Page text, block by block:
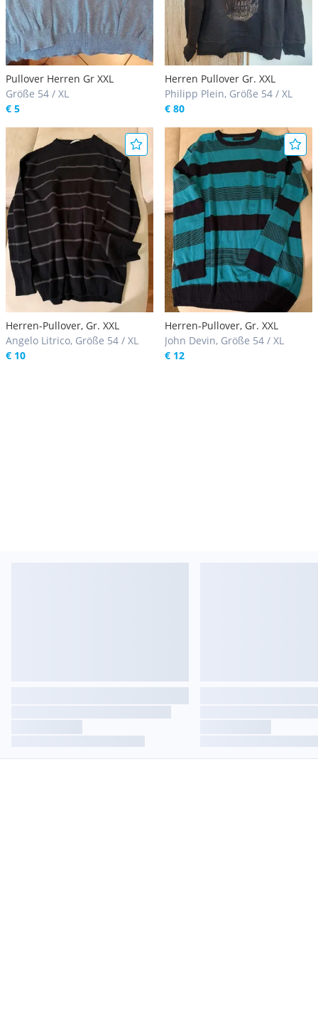
Pullover Herren Gr XXL
Größe 54 / XL
€ 5
Herren Pullover Gr. XXL
Philipp Plein, Größe 54 / XL
€ 80
Herren-Pullover, Gr. XXL
Angelo Litrico, Größe 54 / XL
€ 10
Herren-Pullover, Gr. XXL
John Devin, Größe 54 / XL
€ 12